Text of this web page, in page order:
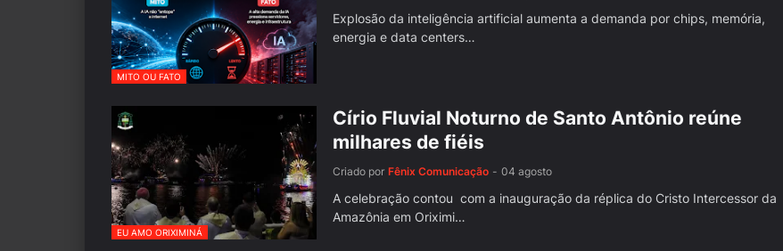
MITO OU FATO
Explosão da inteligência artificial aumenta a demanda por chips, memória,
energia e data centers…
EU AMO ORIXIMINÁ
Círio Fluvial Noturno de Santo Antônio reúne
milhares de fiéis
Criado por Fênix Comunicação - 04 agosto
A celebração contou com a inauguração da réplica do Cristo Intercessor da
Amazônia em Oriximi…